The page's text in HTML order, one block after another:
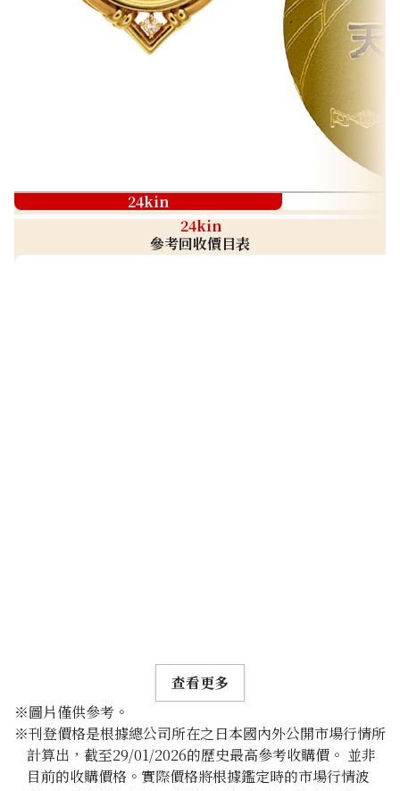
24kin
24kin
參考回收價目表
查看更多
※圖片僅供參考。
※刊登價格是根據總公司所在之日本國內外公開市場行情所
計算出，截至29/01/2026的歷史最高參考收購價。 並非
目前的收購價格。實際價格將根據鑑定時的市場行情波